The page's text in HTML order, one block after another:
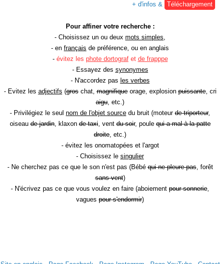
+ d'infos & Téléchargement
Pour affiner votre recherche :
- Choisissez un ou deux mots simples,
- en français de préférence, ou en anglais
- évitez les phote dortografet de frapppe
- Essayez des synonymes
- N'accordez pas les verbes
- Evitez les adjectifs (groschat,magnifiqueorage, explosionpuissante, cri
aigu, etc.)
- Privilégiez le seul nom de l'objet source du bruit (moteur de triporteur,
oiseaude jardin, klaxonde taxi, ventdu soir, poulequi a mal à la patte
droite, etc.)
- évitez les onomatopées et l'argot
- Choisissez le singulier
- Ne cherchez pas ce que le son n'est pas (Bébéqui ne pleure pas, forêt
sans vent)
- N'écrivez pas ce que vous voulez en faire (aboiement pour sonnerie,
vagues pour s'endormir)